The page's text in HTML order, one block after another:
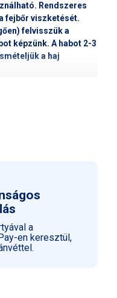
Rendszeres
fejbőr viszketését.
felvisszük a
képzünk. A habot 2-3
a haj
a
en keresztül,